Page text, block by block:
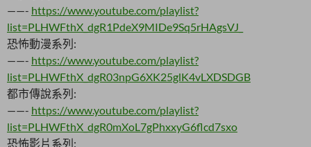
——- https://www.youtube.com/playlist?
list=PLHWFthX_dgR1PdeX9MIDe9Sq5rHAgsVJ_
恐怖動漫系列:
——- https://www.youtube.com/playlist?
list=PLHWFthX_dgR03npG6XK25glK4vLXDSDGB
都市傳說系列:
——- https://www.youtube.com/playlist?
list=PLHWFthX_dgR0mXoL7gPhxxyG6flcd7sxo
恐怖影片系列: